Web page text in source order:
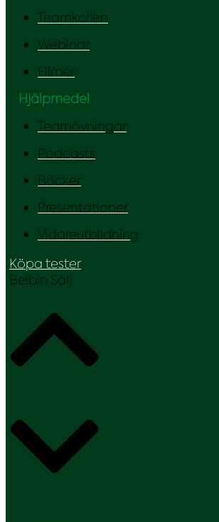
Teamkollen
Webinar
Filmer
Hjälpmedel
Teamövningar
Podcasts
Böcker
Presentationer
Vidareutbildning
Köpa tester
Belbin Sälj